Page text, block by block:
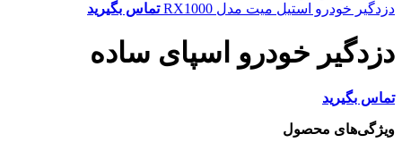
دزدگیر خودرو استیل میت مدل RX1000 تماس بگیرید
دزدگیر خودرو اسپای ساده
تماس بگیرید
ویژگی‌های محصول